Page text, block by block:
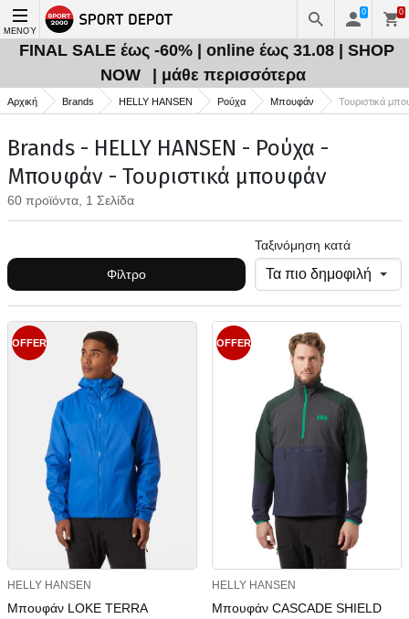
ΜΕΝΟΎ
0 0
FINAL SALE έως -60% | online έως 31.08 | SHOP
NOW
| μάθε περισσότερα
Αρχική Brands HELLY HANSEN Ρούχα Μπουφάν Τουριστικά
Brands - HELLY HANSEN - Ρούχα -
Μπουφάν - Τουριστικά μπουφάν
60 προϊόντα, 1 Σελίδα
Φίλτρο
Ταξινόμηση κατά
OFFER
HELLY HANSEN
Μπουφάν LOKE TERRA
OFFER
HELLY HANSEN
Μπουφάν CASCADE SHIELD